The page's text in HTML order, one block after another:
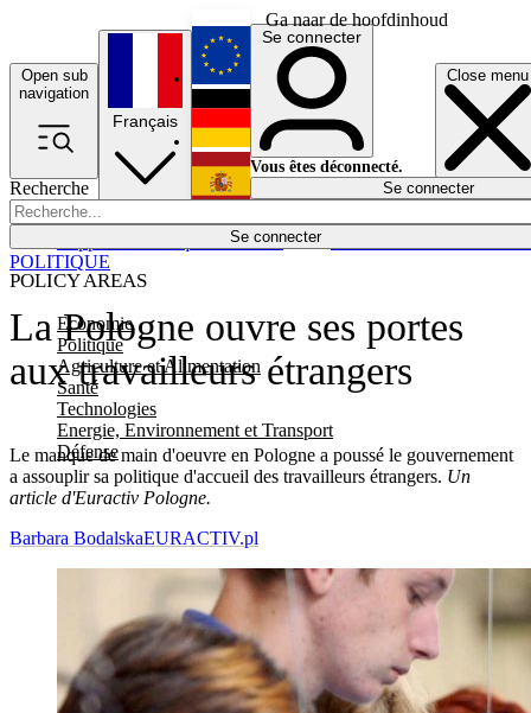
Ga naar de hoofdinhoud
Open sub
navigation
Close menu
Recherche
Se connecter
POLICY AREAS
Economie
Politique
Agriculture et Alimentation
Santé
Technologies
Energie, Environnement et Transport
Défense
Économie
Français
English
Deutsch
Español
Se connecter
Vous êtes déconnecté.
Se connecter
La Pologne ouvre ses portes
aux travailleurs étrangers
Le manque de main d'oeuvre en Pologne a poussé le gouvernement
a assouplir sa politique d'accueil des travailleurs étrangers. Un
article d'Euractiv Pologne.
POLITIQUE
Barbara BodalskaEURACTIV.pl